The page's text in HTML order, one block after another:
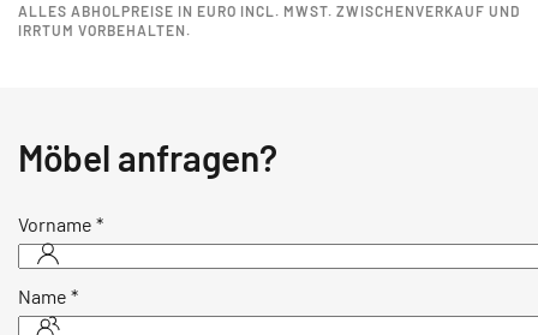
ALLES ABHOLPREISE IN EURO INCL. MWST. ZWISCHENVERKAUF UND
IRRTUM VORBEHALTEN.
Möbel anfragen?
Vorname *
Name *